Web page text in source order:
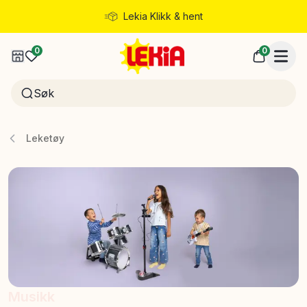
Lekia Klikk & hent
Rask levering
0 0
Leketøy